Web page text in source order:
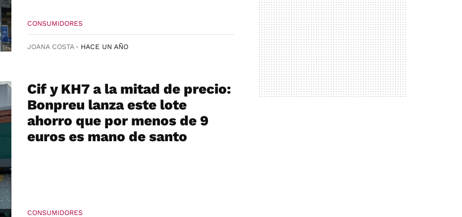
CONSUMIDORES
JOANA COSTA HACE UN AÑO
Cif y KH7 a la mitad de precio:
Bonpreu lanza este lote
ahorro que por menos de 9
euros es mano de santo
CONSUMIDORES